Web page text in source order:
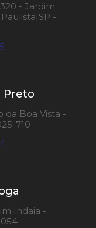
- Jardim
-
Preto
da Boa Vista -
710
Indaia -